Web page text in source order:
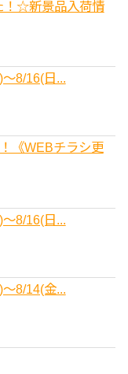
！☆新景品入荷情
8/16(日...
《WEBチラシ更
8/16(日...
8/14(金...